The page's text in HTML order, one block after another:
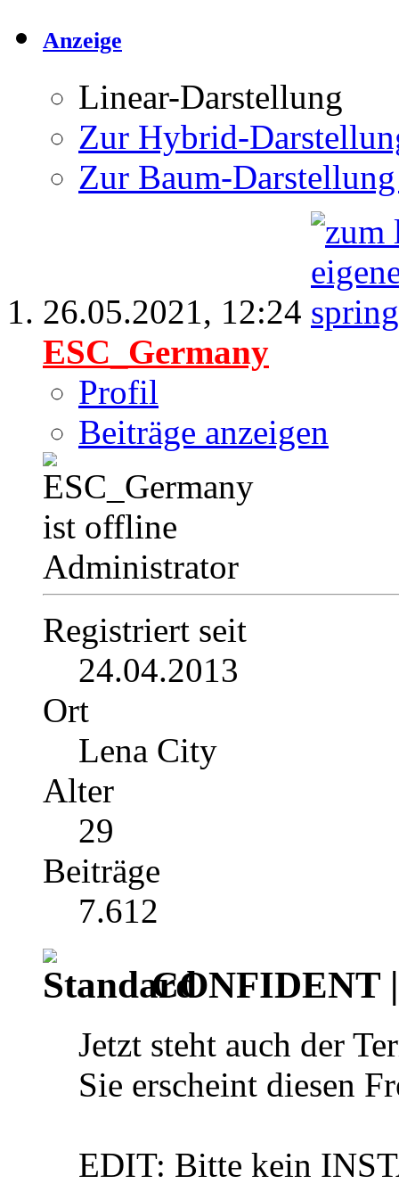
Anzeige
Linear-Darstellung
Zur Hybrid-
Zur Baum-
26.05.2021, 12:24
ESC_Germany
Profil
Beiträge anzeigen
Administrator
Registriert seit
24.04.2013
Ort
Lena City
Alter
29
Beiträge
7.612
CONFIDENT |
Jetzt steht auch der
Sie erscheint diesen
EDIT: Bitte kein